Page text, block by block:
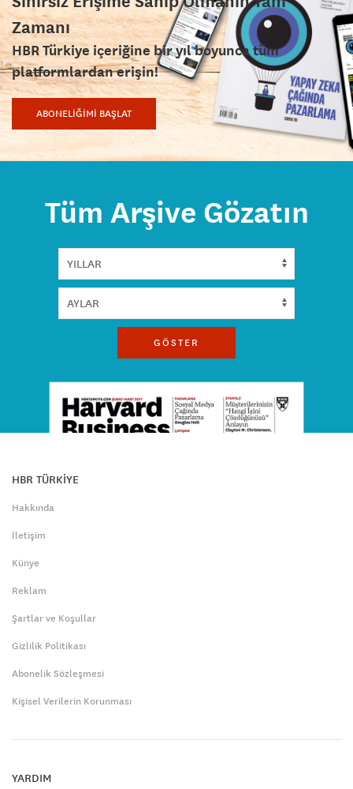
Zamanı
HBR Türkiye içeriğine bir yıl boyunca tüm
platformlardan erişin!
ABONELİĞİMİ BAŞLAT
Tüm Arşive Gözatın
GÖSTER
HBR TÜRKİYE
Hakkında
İletişim
Künye
Reklam
Şartlar ve Koşullar
Gizlilik Politikası
Abonelik Sözleşmesi
Kişisel Verilerin Korunması
YARDIM